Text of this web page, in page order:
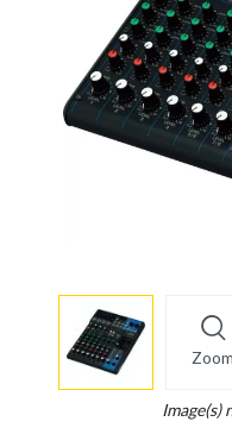
Zoom
info
Legend...
Image(s)